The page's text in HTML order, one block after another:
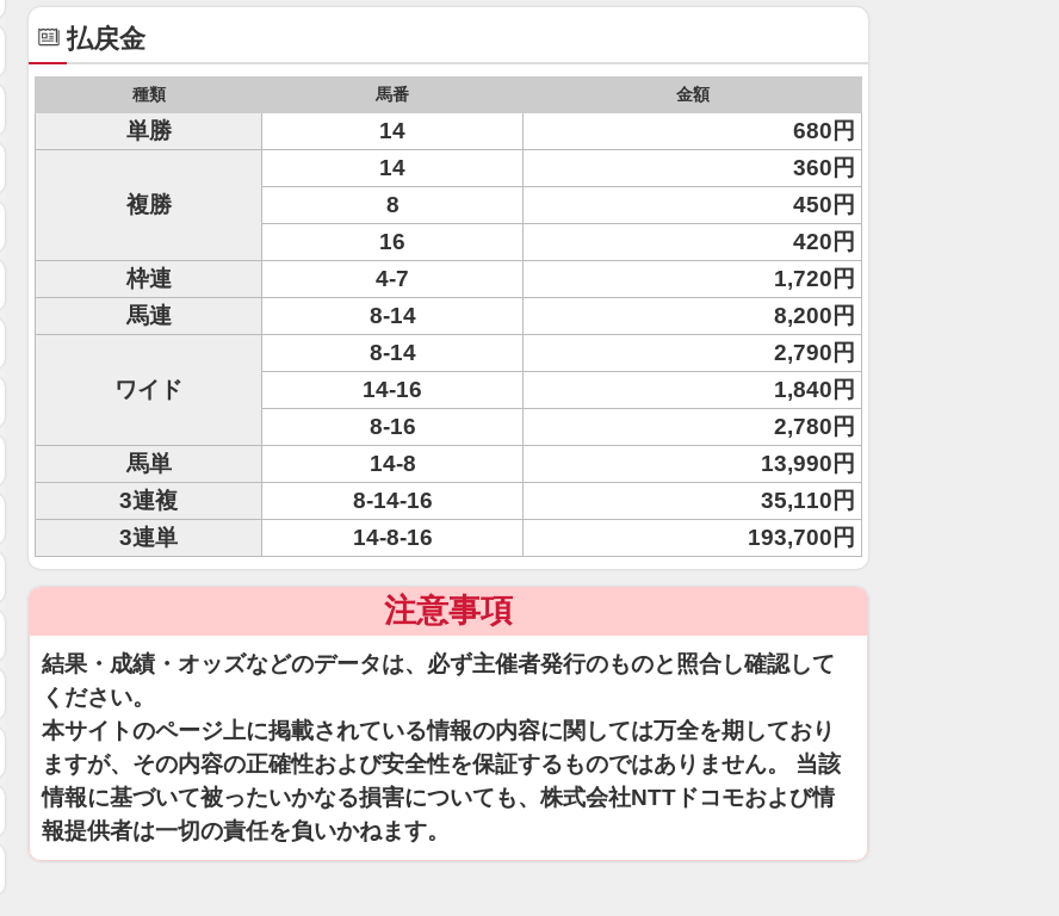
払戻金
種類 馬番 金額
単勝 14 680円
複勝
14
360円
8
450円
16
420円
枠連
4-7
1,720円
馬連
8-14 8,200円
ワイド
8-14
2,790円
14-16
1,840円
8-16
2,780円
馬単
14-8
13,990円
3連複
8-14-16
35,110円
3連単
14-8-16 193,700円
注意事項
結果・成績・オッズなどのデータは、必ず主催者発行のものと照合し確認して
ください。
本サイトのページ上に掲載されている情報の内容に関しては万全を期しており
ますが、その内容の正確性および安全性を保証するものではありません。 当該
情報に基づいて被ったいかなる損害についても、株式会社NTTドコモおよび情
報提供者は一切の責任を負いかねます。